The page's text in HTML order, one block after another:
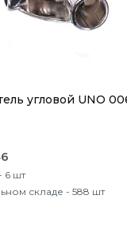
угловой UNO
6 шт
складе - 588 шт